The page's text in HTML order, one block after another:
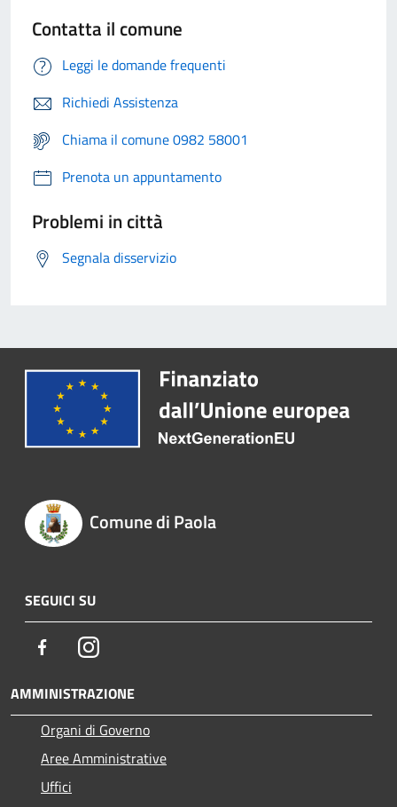
Contatta il comune
Leggi le domande frequenti
Richiedi Assistenza
Chiama il comune 0982 58001
Prenota un appuntamento
Problemi in città
Segnala disservizio
Comune di Paola
SEGUICI SU
FacebookInstagram
AMMINISTRAZIONE
Organi di Governo
Aree Amministrative
Uffici